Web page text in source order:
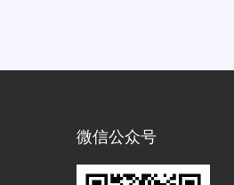
微信公众号